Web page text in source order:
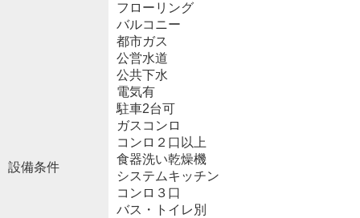
設備条件
フローリング
バルコニー
都市ガス
公営水道
公共下水
電気有
駐車2台可
ガスコンロ
コンロ２口以上
食器洗い乾燥機
システムキッチン
コンロ３口
バス・トイレ別